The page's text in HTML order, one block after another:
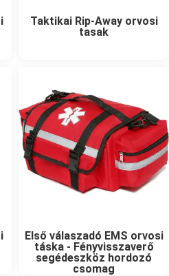
Taktikai Rip-Away orvosi
tasak
Első válaszadó EMS orvosi
táska - Fényvisszaverő
segédeszköz hordozó
csomag